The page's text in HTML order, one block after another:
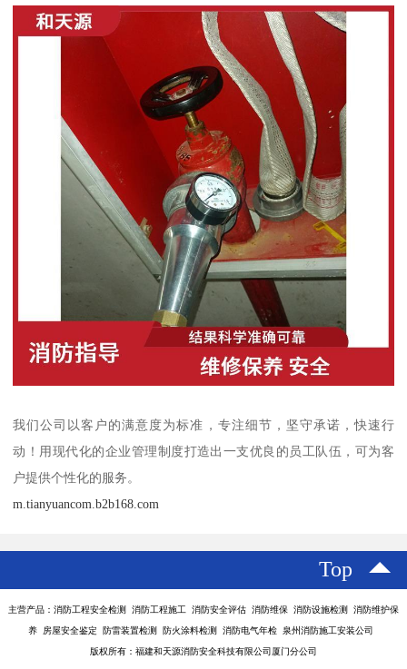
我们公司以客户的满意度为标准，专注细节，坚守承诺，快速行
动！用现代化的企业管理制度打造出一支优良的员工队伍，可为客
户提供个性化的服务。
m.tianyuancom.b2b168.com
Top
主营产品：消防工程安全检测 消防工程施工 消防安全评估 消防维保 消防设施检测 消防维护保
养 房屋安全鉴定 防雷装置检测 防火涂料检测 消防电气年检 泉州消防施工安装公司
版权所有：福建和天源消防安全科技有限公司厦门分公司